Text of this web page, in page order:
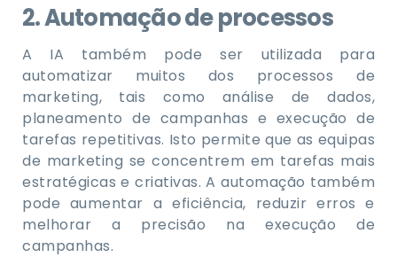
2. Automação de processos
A IA também pode ser utilizada para
automatizar muitos dos processos de
marketing, tais como análise de dados,
planeamento de campanhas e execução de
tarefas repetitivas. Isto permite que as equipas
de marketing se concentrem em tarefas mais
estratégicas e criativas. A automação também
pode aumentar a eficiência, reduzir erros e
melhorar a precisão na execução de
campanhas.